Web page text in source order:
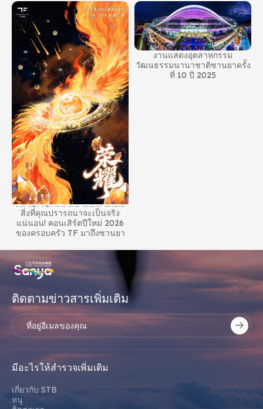
สิ่งที่คุณปรารถนาจะเป็นจริง
แน่นอน! คอนเสิร์ตปีใหม่ 2026
ของครอบครัว TF มาถึงซานยา
งานแสดงอุตสาหกรรม
วัฒนธรรมนานาชาติซานยาครั้ง
ที่ 10 ปี 2025
ติดตามข่าวสารเพิ่มเติม
มีอะไรให้สํารวจเพิ่มเติม
เกี่ยวกับ STB
หนู